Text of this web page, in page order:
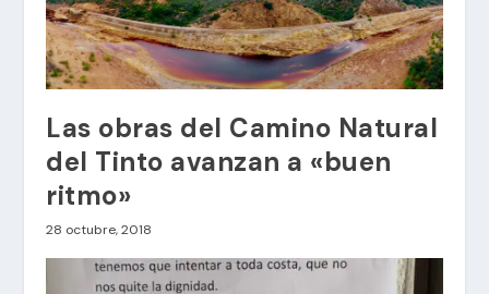
Las obras del Camino Natural
del Tinto avanzan a «buen
ritmo»
28 octubre, 2018